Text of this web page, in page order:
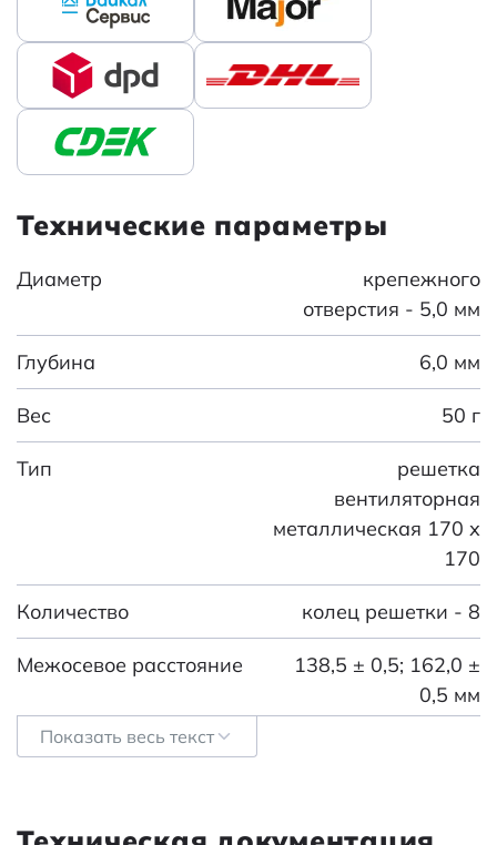
Технические параметры
Диаметр
крепежного
отверстия - 5,0 мм
Глубина 6,0 мм
Вес 50 г
Тип
решетка
вентиляторная
металлическая 170 х
170
Количество колец решетки - 8
Межосевое расстояние
138,5 ± 0,5; 162,0 ±
0,5 мм
Вес, г
Показать весь текст